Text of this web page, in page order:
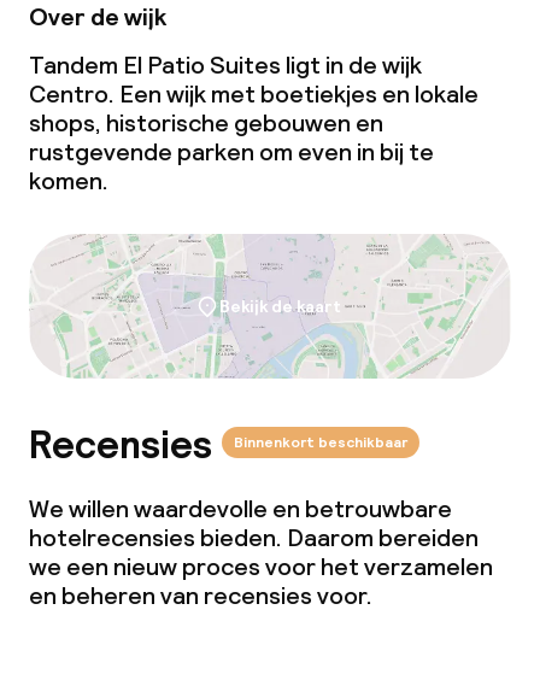
Over de wijk
Tandem El Patio Suites ligt in de wijk
Centro. Een wijk met boetiekjes en lokale
shops, historische gebouwen en
rustgevende parken om even in bij te
komen.
Bekijk de kaart
Recensies Binnenkort beschikbaar
We willen waardevolle en betrouwbare
hotelrecensies bieden. Daarom bereiden
we een nieuw proces voor het verzamelen
en beheren van recensies voor.